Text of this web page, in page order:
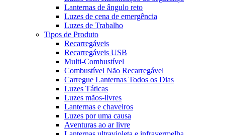
Lanternas de ângulo reto
Luzes de cena de emergência
Luzes de Trabalho
Tipos de Produto
Recarregáveis
Recarregáveis USB
Multi-Combustível
Combustível Não Recarregável
Carregue Lanternas Todos os Dias
Luzes Táticas
Luzes mãos-livres
Lanternas e chaveiros
Luzes por uma causa
Aventuras ao ar livre